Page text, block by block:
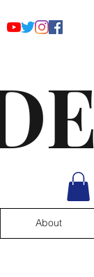
About